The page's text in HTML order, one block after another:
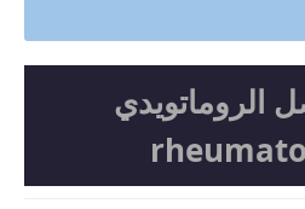
الروماتويدي